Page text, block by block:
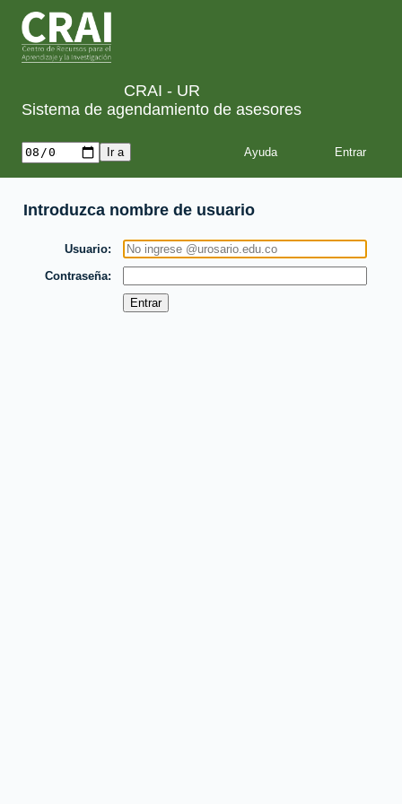
CRAI - UR
Sistema de agendamiento de asesores
Ayuda
Introduzca nombre de usuario
Usuario
Contraseña